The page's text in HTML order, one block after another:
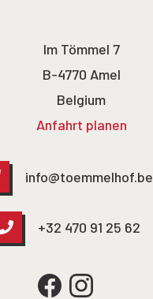
Im Tömmel 7
B-4770 Amel
Belgium
Anfahrt planen
info@toemmelhof.be
+32 470 91 25 62